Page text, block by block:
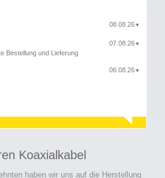
08.08.26 ▼
07.08.26 ▼
Bestellung und Lieferung
06.08.26 ▼
Koaxialkabel
haben wir uns auf die Herstellung